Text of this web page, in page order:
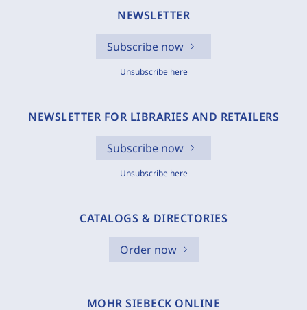
NEWSLETTER
Subscribe now
Unsubscribe here
NEWSLETTER FOR LIBRARIES AND RETAILERS
Subscribe now
Unsubscribe here
CATALOGS & DIRECTORIES
Order now
MOHR SIEBECK ONLINE